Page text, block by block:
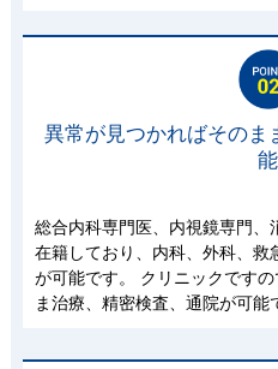
異常が見つかればそのま
能
総合内科専門医、内視鏡専門、
在籍しており、内科、外科、救
が可能です。 クリニックです
ま治療、精密検査、通院が可能